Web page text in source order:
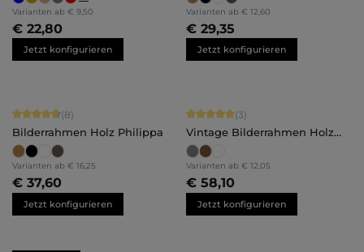
Varianten ab € 9,50
€ 22,80
Jetzt konfigurieren
Varianten ab € 12,60
€ 29,35
Jetzt konfigurieren
Durchschnittliche Bewertung von 4.75 von 5 Sternen
(8)
Bilderrahmen Holz Philippa
Varianten ab € 16,25
€ 37,60
Jetzt konfigurieren
Durchschnittliche Bewertung von 5
(3)
Vintage Bilderrahmen Holz
Luise
Varianten ab € 12,05
€ 58,10
Jetzt konfigurieren